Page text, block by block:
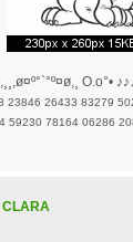
O.o°•
23846 26433 83279
59230 78164 06286
CLARA